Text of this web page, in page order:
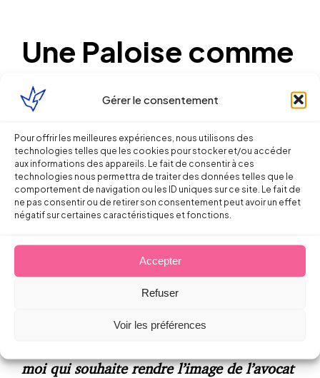
Gérer le consentement
Pour offrir les meilleures expériences, nous utilisons des
technologies telles que les cookies pour stocker et/ou accéder
aux informations des appareils. Le fait de consentir à ces
technologies nous permettra de traiter des données telles que le
comportement de navigation ou les ID uniques sur ce site. Le fait de
ne pas consentir ou de retirer son consentement peut avoir un effet
négatif sur certaines caractéristiques et fonctions.
Accepter
Refuser
Voir les préférences
Une Paloise comme
interlocutrice
Originaire de Pau, avocate au barreau de
Bayonne, Katia Fournié a intégré Ellipse
Avocats en janvier 2020. Elle accompagne
les entreprises de tout secteur,de A à Z, à
chaque étape de la relation de travail. C’est
conservé ses attaches et son réseau local, et
une cohérence avec sa vision du métier
moi qui souhaite rendre l’image de l’avocat